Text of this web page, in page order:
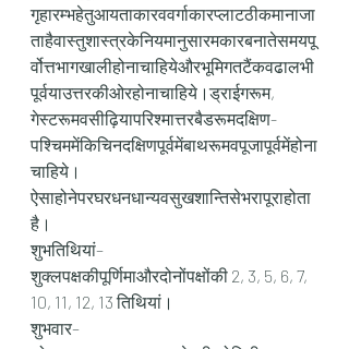
गृहारम्भहेतुआयताकारववर्गाकारप्लाटठीकमानाजा
ताहैवास्तुशास्त्रकेनियमानुसारमकारबनातेसमयपू
र्वोत्तभागखालीहोनाचाहियेऔरभूमिगतटैंकवढालभी
पूर्वयाउत्तरकीओरहोनाचाहिये।ड्राईगरूम,
गेस्टरूमवसीढ़ियापरिश्मात्तरबैडरूमदक्षिण-
पश्चिममेंकिचिनदक्षिणपूर्वमेंबाथरूमवपूजापूर्वमेंहोना
चाहिये।
ऐसाहोनेपरघरधनधान्यवसुखशान्तिसेभरापूराहोता
है।
शुभतिथियां–
शुक्लपक्षकीपूर्णिमाऔरदोनोंपक्षोंकी 2, 3, 5, 6, 7,
10, 11, 12, 13 तिथियां।
शुभवार–